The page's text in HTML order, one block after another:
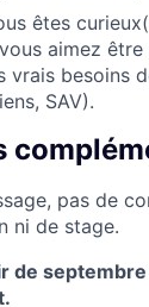
êtes
aimez
vrais besoins
SAV).
pas de
ni de stage.
de